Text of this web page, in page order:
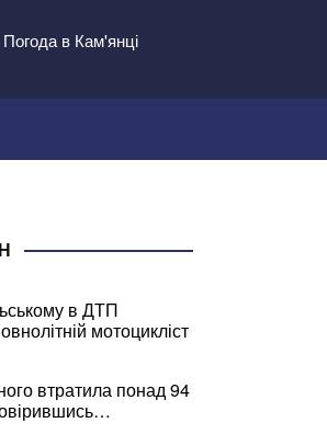
Погода в Кам'янці
в ДТП
мотоцикліст
втратила понад 94